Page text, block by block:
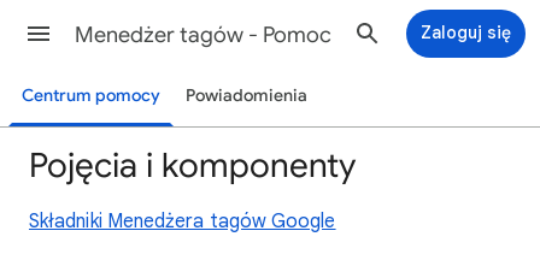
Menedżer tagów - Pomoc Zaloguj się
Centrum pomocy Powiadomienia
Pojęcia i komponenty
Składniki Menedżera tagów Google